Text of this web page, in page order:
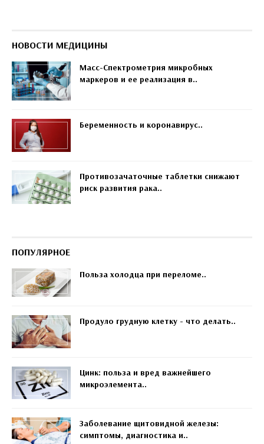
НОВОСТИ МЕДИЦИНЫ
Масс-Спектрометрия микробных
маркеров и ее реализация в..
Беременность и коронавирус..
Противозачаточные таблетки снижают
риск развития рака..
ПОПУЛЯРНОЕ
Польза холодца при переломе..
Продуло грудную клетку - что делать..
Цинк: польза и вред важнейшего
микроэлемента..
Заболевание щитовидной железы:
симптомы, диагностика и..